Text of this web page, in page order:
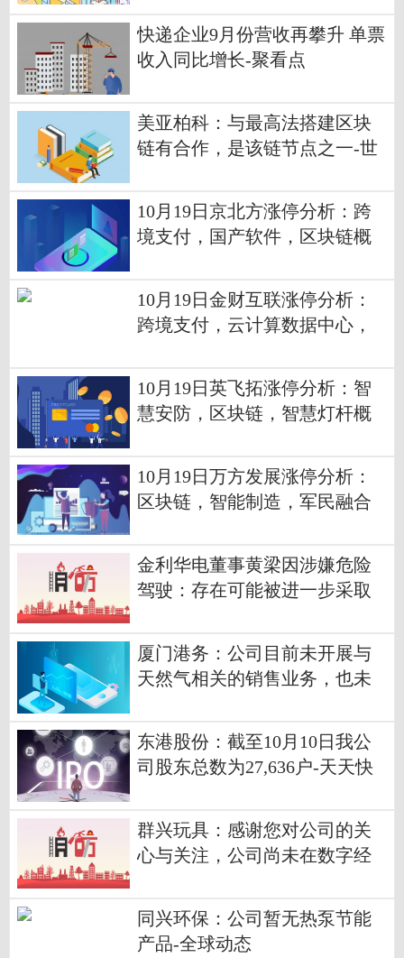
快递企业9月份营收再攀升 单票
收入同比增长-聚看点
美亚柏科：与最高法搭建区块
链有合作，是该链节点之一-世
10月19日京北方涨停分析：跨
境支付，国产软件，区块链概
10月19日金财互联涨停分析：
跨境支付，云计算数据中心，
10月19日英飞拓涨停分析：智
慧安防，区块链，智慧灯杆概
10月19日万方发展涨停分析：
区块链，智能制造，军民融合
金利华电董事黄梁因涉嫌危险
驾驶：存在可能被进一步采取
厦门港务：公司目前未开展与
天然气相关的销售业务，也未
头装卸业务-当前视讯
东港股份：截至10月10日我公
司股东总数为27,636户-天天快
群兴玩具：感谢您对公司的关
心与关注，公司尚未在数字经
司公告-热点评
同兴环保：公司暂无热泵节能
产品-全球动态